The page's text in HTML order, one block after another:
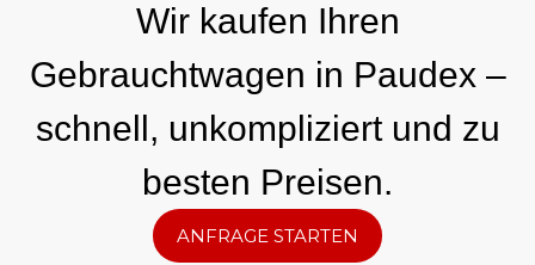
Wir kaufen Ihren
Gebrauchtwagen in Paudex –
schnell, unkompliziert und zu
besten Preisen.
ANFRAGE STARTEN